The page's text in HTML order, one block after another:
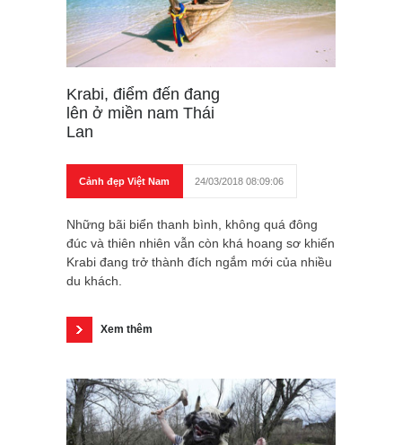
Krabi, điểm đến đang
lên ở miền nam Thái
Lan
Cảnh đẹp Việt Nam 24/03/2018 08:09:06
Những bãi biển thanh bình, không quá đông
đúc và thiên nhiên vẫn còn khá hoang sơ khiến
Krabi đang trở thành đích ngắm mới của nhiều
du khách.
Xem thêm